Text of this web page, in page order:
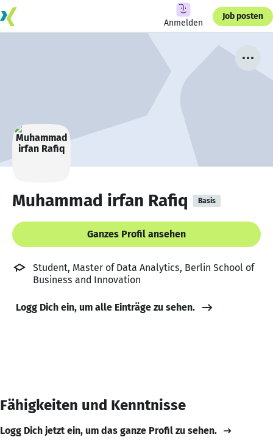
Anmelden
Job posten
Muhammad irfan Rafiq Basis
Ganzes Profil ansehen
Student, Master of Data Analytics, Berlin School of
Business and Innovation
Logg Dich ein, um alle Einträge zu sehen.
Fähigkeiten und Kenntnisse
Logg Dich jetzt ein, um das ganze Profil zu sehen.